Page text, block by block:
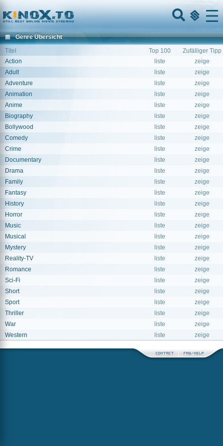
Home
Menu
Genre Übersicht
Titel
Top 100
Zufälliger Tipp
Action
liste
zeige
Adult
liste
zeige
Adventure
liste
zeige
Animation
liste
zeige
Anime
liste
zeige
Biography
liste
zeige
Bollywood
liste
zeige
Comedy
liste
zeige
Crime
liste
zeige
Documentary
liste
zeige
Drama
liste
zeige
Family
liste
zeige
Fantasy
liste
zeige
History
liste
zeige
Horror
liste
zeige
Music
liste
zeige
Musical
liste
zeige
Mystery
liste
zeige
Reality-TV
liste
zeige
Romance
liste
zeige
Sci-Fi
liste
zeige
Short
liste
zeige
Sport
liste
zeige
Thriller
liste
zeige
War
liste
zeige
Western
liste zeige